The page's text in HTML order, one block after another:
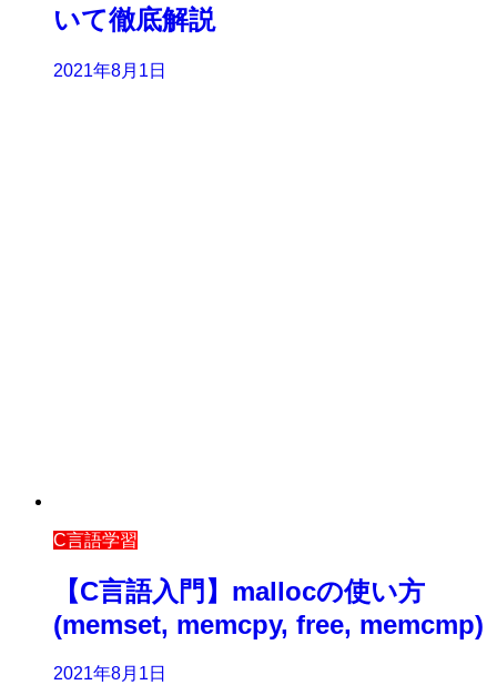
いて徹底解説
2021年8月1日
C言語学習
【C言語入門】mallocの使い方
(memset, memcpy, free, memcmp)
2021年8月1日